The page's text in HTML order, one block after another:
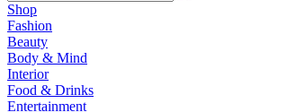
Shop
Fashion
Beauty
Body & Mind
Interior
Food & Drinks
Entertainment